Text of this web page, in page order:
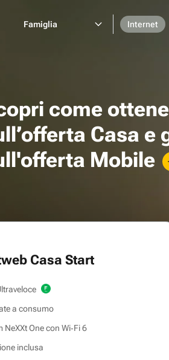
Famiglia Internet
come
Casa e
Mobile
Casa Start
a consumo
NeXXt One con Wi‑Fi 6
inclusa